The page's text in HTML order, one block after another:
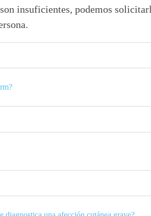
insuficientes, podemos